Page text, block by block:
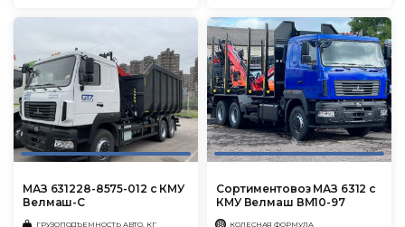
МАЗ 631228-8575-012 с КМУ
Велмаш-С
ГРУЗОПОДЪЕМНОСТЬ АВТО, КГ
Сортиментовоз МАЗ 6312 с
КМУ Велмаш ВМ10-97
КОЛЕСНАЯ ФОРМУЛА